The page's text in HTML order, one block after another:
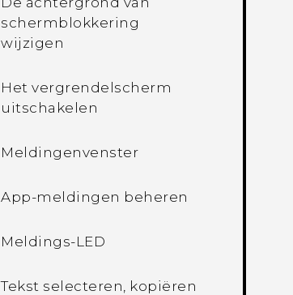
schermblokkering
wijzigen
Het vergrendelscherm
uitschakelen
Meldingenvenster
App-meldingen beheren
Meldings-LED
Tekst selecteren, kopiëren